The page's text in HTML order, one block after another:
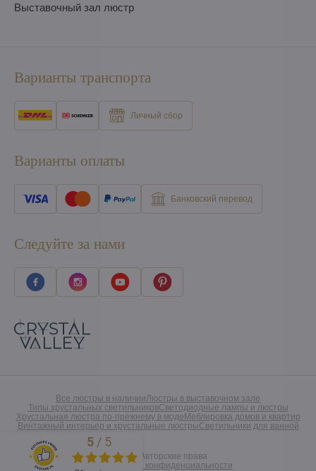
Выставочный зал люстр
Варианты транспорта
Личный сбор
Варианты оплаты
Банковский перевод
Следуйте за нами
Все люстры в наличииЛюстры в выставочном зале
Типы хрустальных светильниковСветодиодные лампы и люстры
Хрустальная люстра по-прежнему в модеМеблировка домов и квартир
Винтажный интерьер и хрустальные люстрыСветильники для ванной
©2026Авторские права
Предпочтения конфиденциальности
Excellent
5 / 5